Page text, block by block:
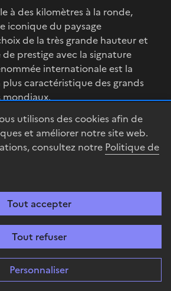
utilisons des cookies afin de
et améliorer notre site web.
consultez notre Politique de
Tout accepter
Tout refuser
Personnaliser
à des kilomètres à la ronde,
iconique du paysage
de la très grande hauteur et
prestige avec la signature
internationale est la
caractéristique des grands
mondiaux.
aussi bien dans une logique de
immobilier et de fixation des
dans l’affirmation symbolique de
Malgré la crise, des projets
à La Défense et doivent sortir
2024 pour les Jeux Olympiques (cf.
l’Hermitage Plaza de l’architecte
leurs 323 mètres, qui se veulent
Eiffel).